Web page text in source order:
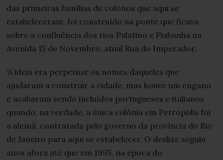
das primeiras famílias de colonos que aqui se
estabeleceram, foi construído na ponte que ficava
sobre a confluência dos rios Palatino e Piabanha na
Avenida 15 de Novembro, atual Rua do Imperador.
‘A ideia era perpetuar os nomes daqueles que
ajudaram a construir a cidade, mas houve um engano
e acabaram sendo incluídos portugueses e italianos
quando, na verdade, a única colônia em Petrópolis foi
a alemã, contratada pelo governo da província do Rio
de Janeiro para aqui se estabelecer. O deslize seguiu
anos afora até que em 1995, na época do